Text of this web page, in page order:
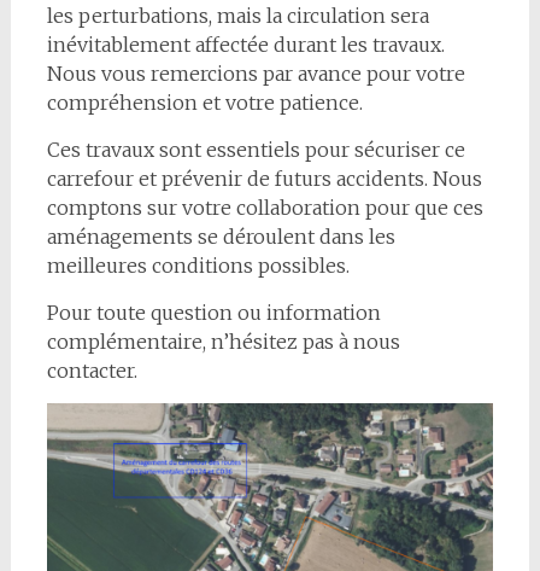
les perturbations, mais la circulation sera
inévitablement affectée durant les travaux.
Nous vous remercions par avance pour votre
compréhension et votre patience.
Ces travaux sont essentiels pour sécuriser ce
carrefour et prévenir de futurs accidents. Nous
comptons sur votre collaboration pour que ces
aménagements se déroulent dans les
meilleures conditions possibles.
Pour toute question ou information
complémentaire, n’hésitez pas à nous
contacter.